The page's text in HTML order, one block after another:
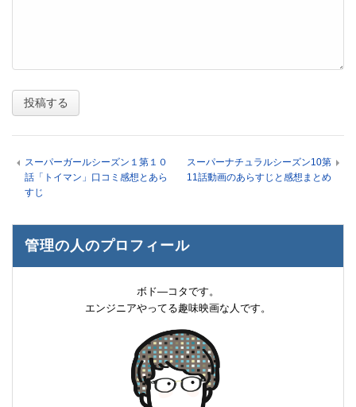
スーパーガールシーズン１第１０
話「トイマン」口コミ感想とあら
すじ
スーパーナチュラルシーズン10第
11話動画のあらすじと感想まとめ
管理の人のプロフィール
ボド―コタです。
エンジニアやってる趣味映画な人です。